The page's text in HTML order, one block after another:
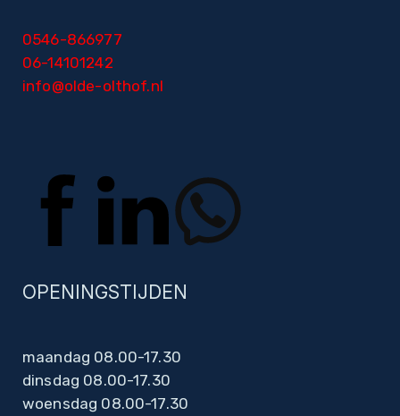
0546-866977
06-14101242
info@olde-olthof.nl
OPENINGSTIJDEN
maandag 08.00-17.30
dinsdag 08.00-17.30
woensdag 08.00-17.30